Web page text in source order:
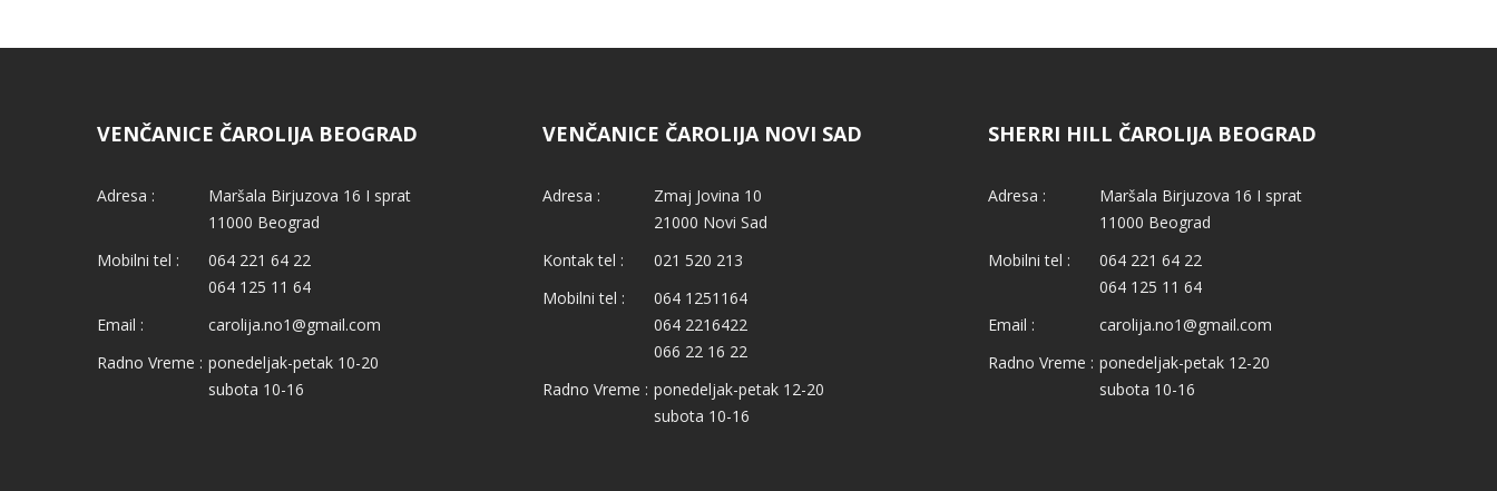
VENČANICE ČAROLIJA BEOGRAD
Adresa :
Maršala Birjuzova 16 I sprat
11000 Beograd
Mobilni tel :
064 221 64 22
064 125 11 64
Email :
carolija.no1@gmail.com
Radno Vreme : ponedeljak-petak 10-20
subota 10-16
VENČANICE ČAROLIJA NOVI SAD
Adresa :
Zmaj Jovina 10
21000 Novi Sad
Kontak tel :
021 520 213
Mobilni tel :
064 1251164
064 2216422
066 22 16 22
Radno Vreme : ponedeljak-petak 12-20
subota 10-16
SHERRI HILL ČAROLIJA BEOGRAD
Adresa :
Maršala Birjuzova 16 I sprat
11000 Beograd
Mobilni tel :
064 221 64 22
064 125 11 64
Email :
carolija.no1@gmail.com
Radno Vreme : ponedeljak-petak 12-20
subota 10-16